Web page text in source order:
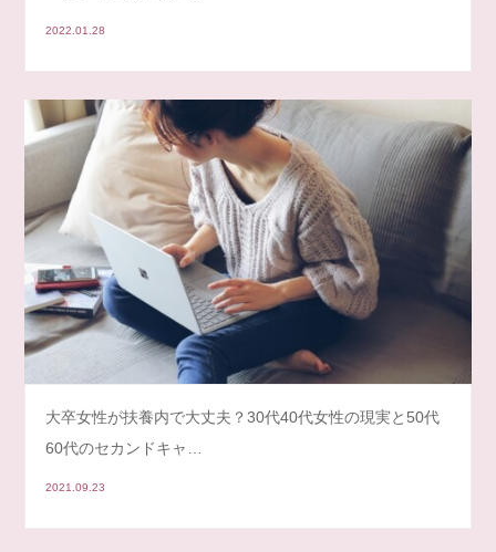
2022.01.28
大卒女性が扶養内で大丈夫？30代40代女性の現実と50代
60代のセカンドキャ…
2021.09.23